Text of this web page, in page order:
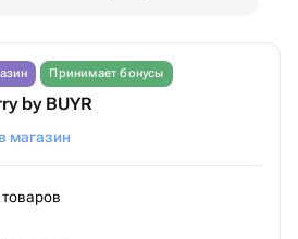
Принимает бонусы
by BUYR
магазин
товаров